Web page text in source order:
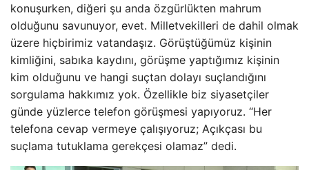
konuşurken, diğeri şu anda özgürlükten mahrum
olduğunu savunuyor, evet. Milletvekilleri de dahil olmak
üzere hiçbirimiz vatandaşız. Görüştüğümüz kişinin
kimliğini, sabıka kaydını, görüşme yaptığımız kişinin
kim olduğunu ve hangi suçtan dolayı suçlandığını
sorgulama hakkımız yok. Özellikle biz siyasetçiler
günde yüzlerce telefon görüşmesi yapıyoruz. “Her
telefona cevap vermeye çalışıyoruz; Açıkçası bu
suçlama tutuklama gerekçesi olamaz” dedi.